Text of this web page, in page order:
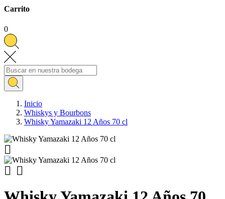
Carrito
0
Inicio
Whiskys y Bourbons
Whisky Yamazaki 12 Años 70 cl

 